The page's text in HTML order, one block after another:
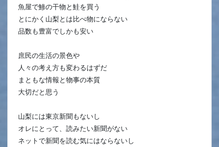
魚屋で鯵の干物と鮭を買う
とにかく山梨とは比べ物にならない
品数も豊富でしかも安い
庶民の生活の景色や
人々の考え方も変わるはずだ
まともな情報と物事の本質
大切だと思う
山梨には東京新聞もないし
オレにとって、読みたい新聞がない
ネットで新聞を読む気にはならないし